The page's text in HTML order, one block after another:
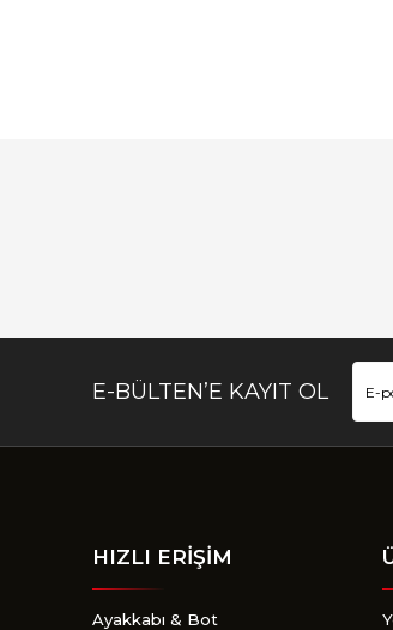
E-BÜLTEN’E KAYIT OL
HIZLI ERİŞİM
Ayakkabı & Bot